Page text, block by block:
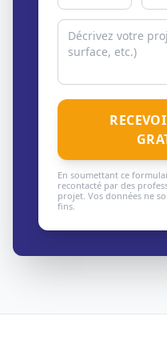
En soumettant ce
recontacté par des
projet. Vos données ne
fins.